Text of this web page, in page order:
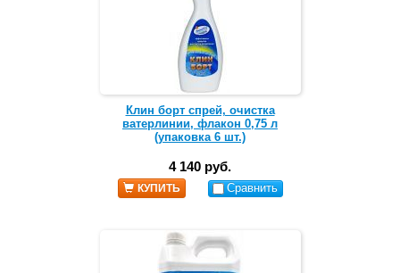
Клин борт спрей, очистка
ватерлинии, флакон 0,75 л
(упаковка 6 шт.)
4 140 руб.
КУПИТЬ Сравнить